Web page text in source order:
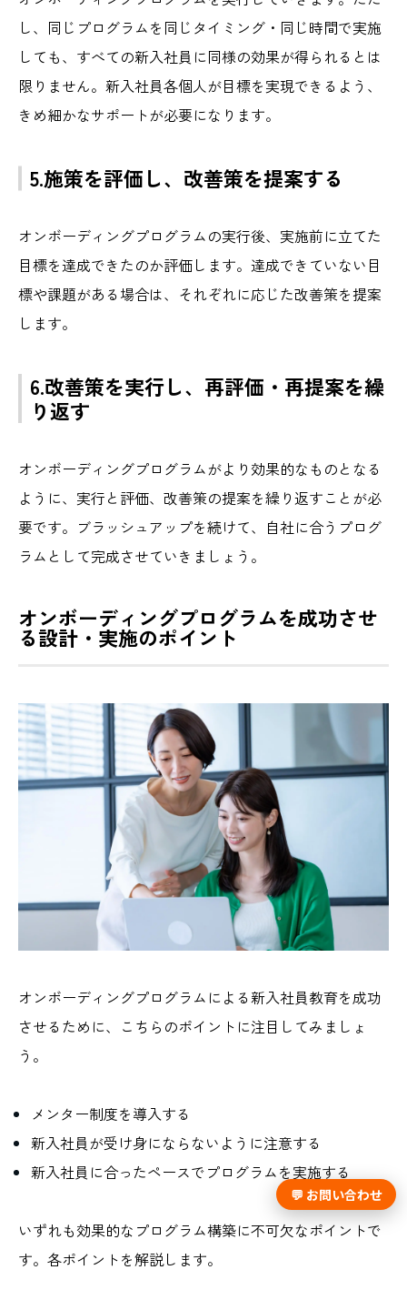
し、同じプログラムを同じタイミング・同じ時間で実施
しても、すべての新入社員に同様の効果が得られるとは
限りません。新入社員各個人が目標を実現できるよう、
きめ細かなサポートが必要になります。
5.施策を評価し、改善策を提案する
オンボーディングプログラムの実行後、実施前に立てた
目標を達成できたのか評価します。達成できていない目
標や課題がある場合は、それぞれに応じた改善策を提案
します。
6.改善策を実行し、再評価・再提案を繰
り返す
オンボーディングプログラムがより効果的なものとなる
ように、実行と評価、改善策の提案を繰り返すことが必
要です。ブラッシュアップを続けて、自社に合うプログ
ラムとして完成させていきましょう。
オンボーディングプログラムを成功させ
る設計・実施のポイント
オンボーディングプログラムによる新入社員教育を成功
させるために、こちらのポイントに注目してみましょ
う。
メンター制度を導入する
新入社員が受け身にならないように注意する
新入社員に合ったペースでプログラムを実施する
いずれも効果的なプログラム構築に不可欠なポイントで
す。各ポイントを解説します。
💬 お問い合わせ